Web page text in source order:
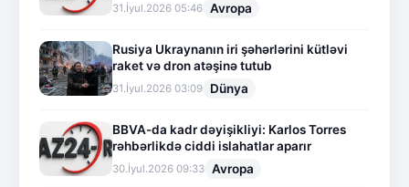
31.İyul.2026 05:46 Avropa
Rusiya Ukraynanın iri şəhərlərini kütləvi
raket və dron atəşinə tutub
31.İyul.2026 03:09 Dünya
BBVA-da kadr dəyişikliyi: Karlos Torres
rəhbərlikdə ciddi islahatlar aparır
30.İyul.2026 09:33 Avropa